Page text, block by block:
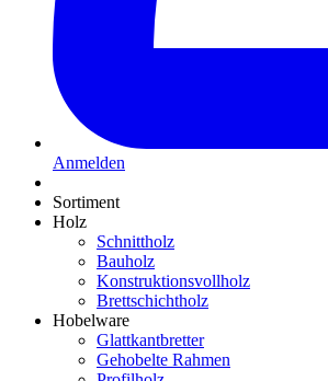
Anmelden
Sortiment
Holz
Schnittholz
Bauholz
Konstruktionsvollholz
Brettschichtholz
Hobelware
Glattkantbretter
Gehobelte Rahmen